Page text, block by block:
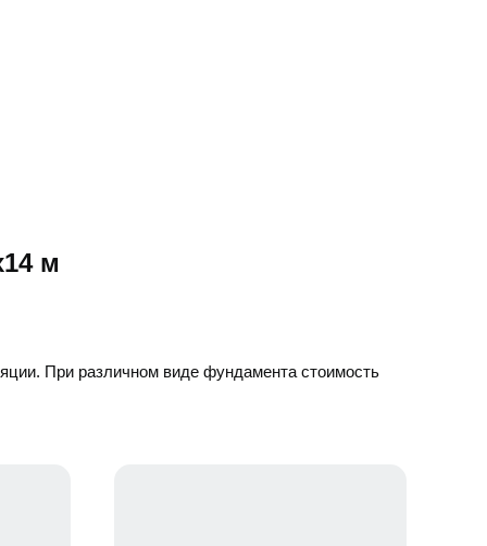
м
При различном виде фундамента стоимость